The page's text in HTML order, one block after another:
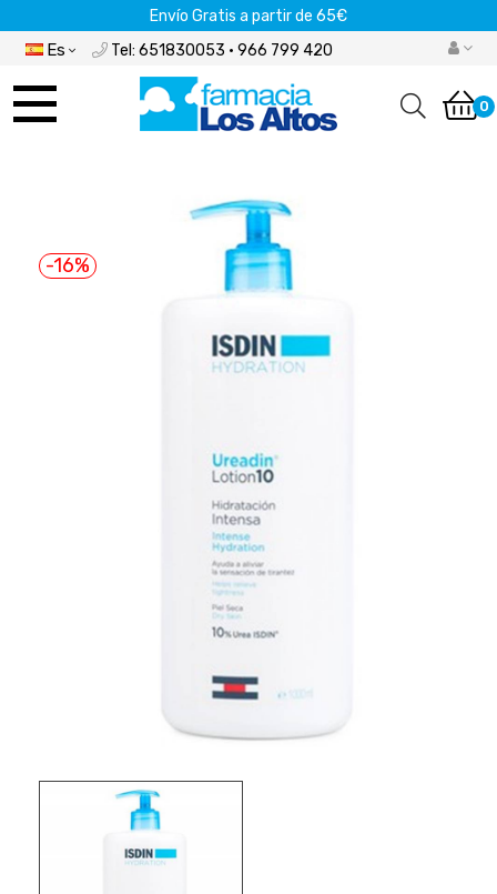
Envío Gratis a partir de 65€
Es Tel: 651830053 · 966 799 420
Navegación 0
-16%